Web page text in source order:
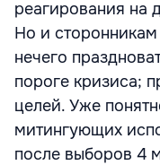
реагирования на
Но и
нечего
пороге кризиса;
целей. Уже
митингующих
после выборов 4